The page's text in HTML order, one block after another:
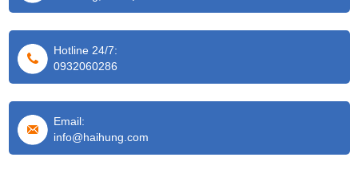
Hotline 24/7:
0932060286
Email:
info@haihung.com